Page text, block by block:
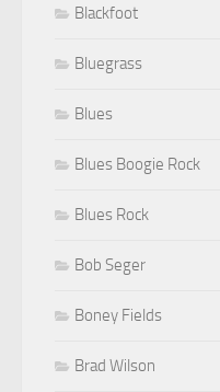
Blackfoot
Bluegrass
Blues
Blues Boogie Rock
Blues Rock
Bob Seger
Boney Fields
Brad Wilson